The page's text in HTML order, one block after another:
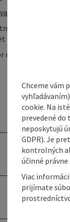
lunch menu.
to know the way
excursions
Chceme vám
cookie. Na
prevedené do
neposkytujú
GDPR). Je
kontrolných
účinné
Viac
prijímate